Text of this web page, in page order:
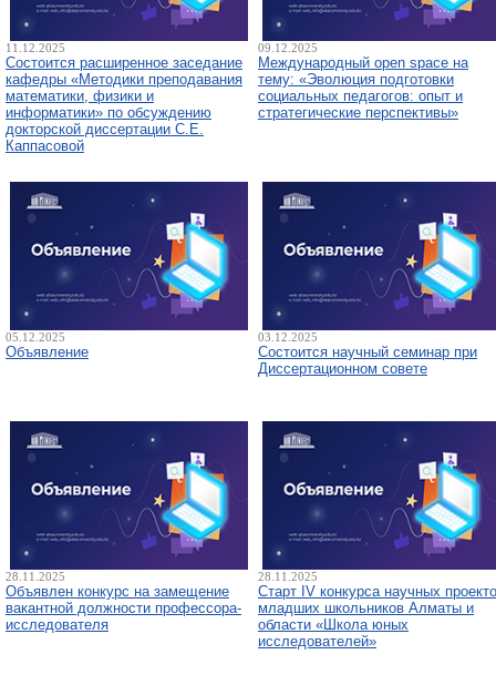
11.12.2025
Состоится расширенное заседание
кафедры «Методики преподавания
математики, физики и
информатики» по обсуждению
докторской диссертации С.Е.
Каппасовой
09.12.2025
Международный open space на
тему: «Эволюция подготовки
социальных педагогов: опыт и
стратегические перспективы»
05.12.2025
Объявление
03.12.2025
Состоится научный семинар при
Диссертационном совете
28.11.2025
Объявлен конкурс на замещение
вакантной должности профессора-
исследователя
28.11.2025
Старт IV конкурса научных
младших школьников Алматы и
области «Школа юных
исследователей»